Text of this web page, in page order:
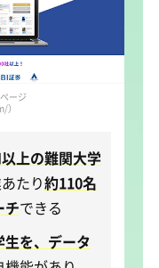
ージ
上の難関大学
たり約110名
チできる
を、データ